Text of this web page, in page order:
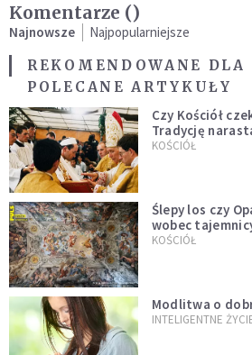
Komentarze ()
Najnowsze
Najpopularniejsze
REKOMENDOWANE
POLECANE ARTYKUŁY
Czy Kościół
Tradycję
KOŚCIÓŁ
Ślepy los czy
wobec
KOŚCIÓŁ
Modlitwa o
INTELIGENTNE